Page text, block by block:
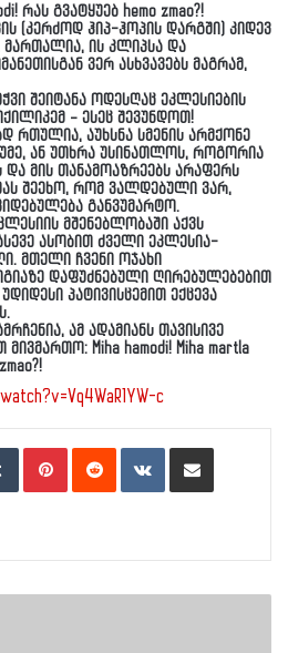
რას გვატყუებ hemo zmao?!
(კერძოდ ჰიპ-ჰოპის დარგში) კიდევ
ის კლიპსა და
ვერ ასხვავებს მაგრამ,
შეიტანა ოდესღაც ეკლესიების
– ესეც შევუნდოთ!
რთულია, აუხსნა სმენის არმქონე
ან უთხრა უსინათლოს, როგორია
და მის თანამოაზრეებს არაფერს
შეეხო, რომ ვალდებული ვარ,
განვუმარტო.
მშენებლობაში აქვს
ასობით ძველი ეკლესია-
მთელი ჩვენი ოჯახი
დაფუძნებული ღირებულებებით
პატივისცემით ექცევა
ამ ადამიანს თავისივე
Miha hamodi! Miha martla
c
Tumblr PinterestReddit VKontakteShare via Email